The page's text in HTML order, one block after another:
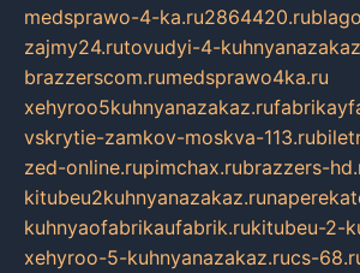
medsprawo-4-ka.ru2864420.ru
zajmy24.rutovudyi-4-
brazzerscom.rumedsprawo4ka.ru
xehyroo5kuhnyanazakaz.ru
vskrytie-zamkov-moskva-113.ru
zed-online.rupimchax.rubrazzers-
kitubeu2kuhnyanazakaz.ru
kuhnyaofabrikaufabrik.rukitubeu-2-
xehyroo-5-kuhnyanazakaz.rucs-